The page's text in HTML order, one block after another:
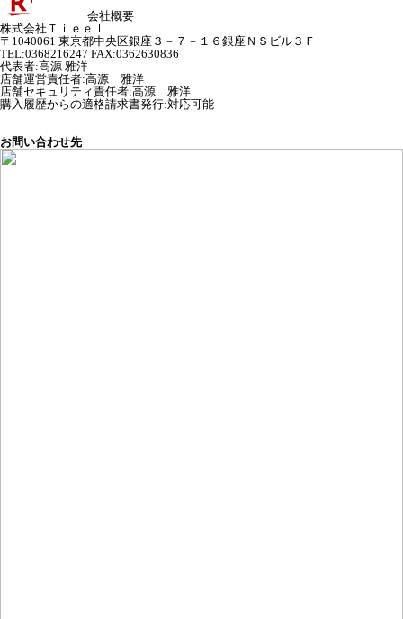
会社概要
株式会社Ｔｉｅｅｌ
〒1040061 東京都中央区銀座３－７－１６銀座ＮＳビル３Ｆ
TEL:0368216247 FAX:0362630836
代表者:高源 雅洋
店舗運営責任者:高源 雅洋
店舗セキュリティ責任者:高源 雅洋
購入履歴からの適格請求書発行:対応可能
お問い合わせ先